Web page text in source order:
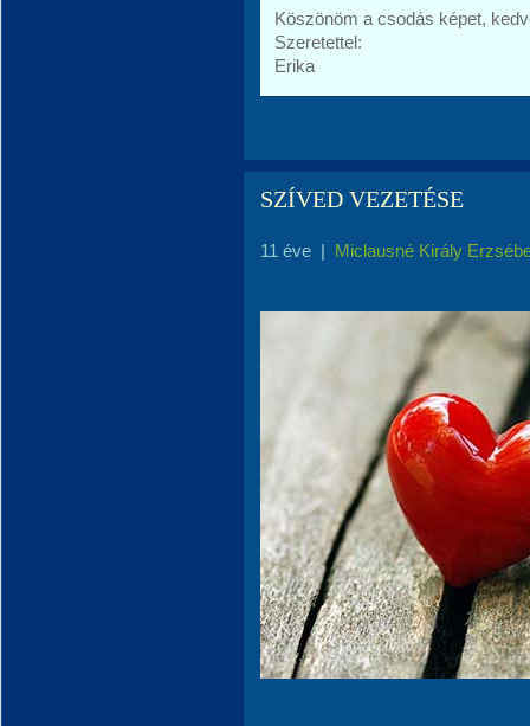
Köszönöm a csodás képet,
Szeretettel:
Erika
SZÍVED VEZETÉSE
11 éve | Miclausné Király